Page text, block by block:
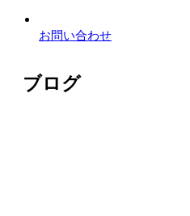
お問い合わせ
ブログ